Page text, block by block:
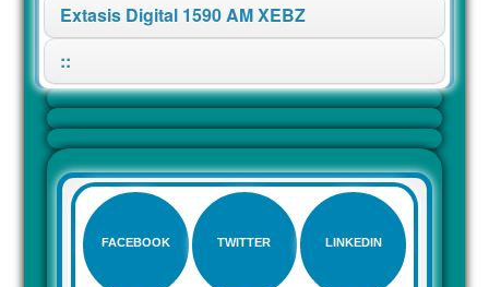
Extasis Digital 1590 AM XEBZ
::
FACEBOOK TWITTER LINKEDIN